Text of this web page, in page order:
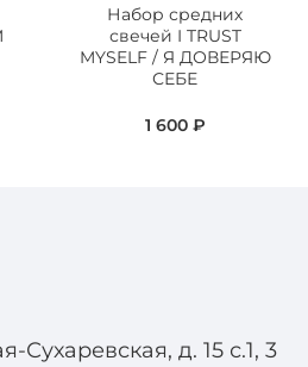
Набор средних
свечей I TRUST
MYSELF / Я ДОВЕРЯЮ
СЕБЕ
1 600 ₽
Сухаревская, д. 15 с.1, 3